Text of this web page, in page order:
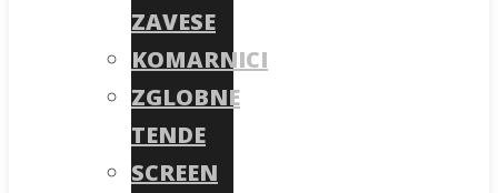
ZAVESE
KOMARNICI
ZGLOBNE
TENDE
SCREEN